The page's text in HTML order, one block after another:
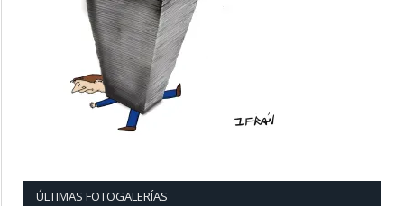
ÚLTIMAS FOTOGALERÍAS